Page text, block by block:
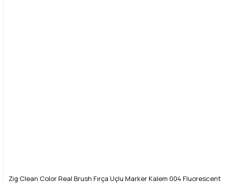
Zig Clean Color Real Brush Fırça Uçlu Marker Kalem 004 Fluorescent